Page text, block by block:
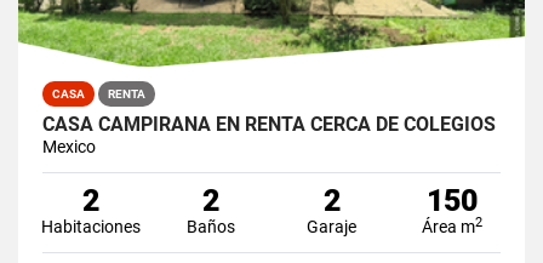
CASA RENTA
CASA CAMPIRANA EN RENTA CERCA DE COLEGIOS
Mexico
2
Habitaciones
2
Baños
2
Garaje
150
Área m2